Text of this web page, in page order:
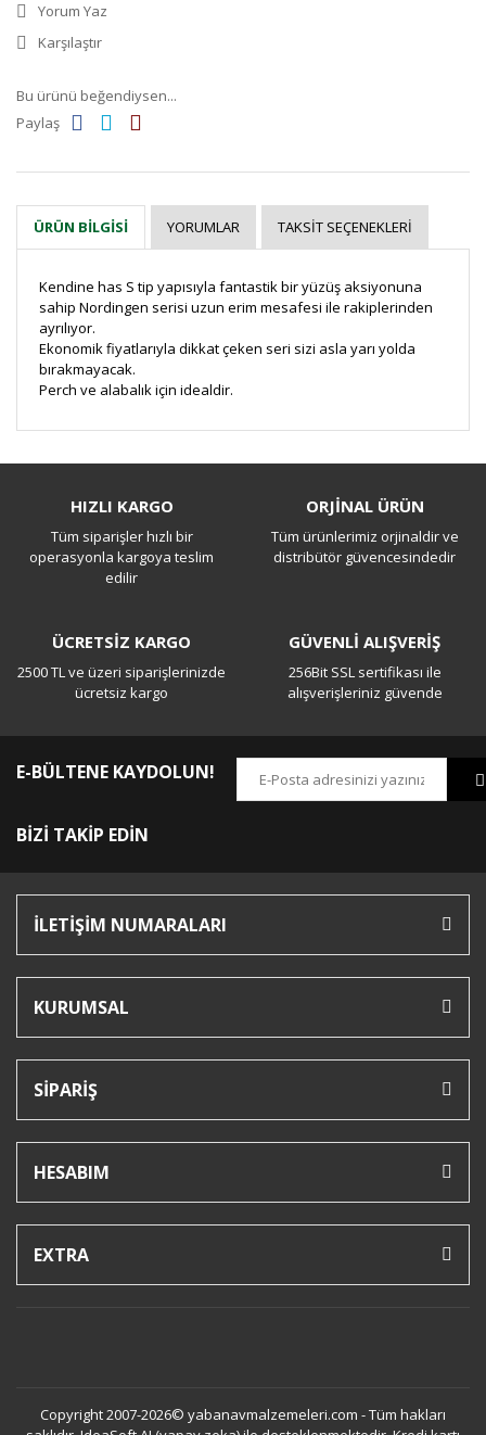
Yorum Yaz
Karşılaştır
Bu ürünü beğendiysen...
Paylaş
ÜRÜN BILGISI YORUMLAR TAKSIT SEÇENEKLERI
Kendine has S tip yapısıyla fantastik bir yüzüş aksiyonuna
sahip Nordingen serisi uzun erim mesafesi ile rakiplerinden
ayrılıyor.
Ekonomik fiyatlarıyla dikkat çeken seri sizi asla yarı yolda
bırakmayacak.
Perch ve alabalık için idealdir.
Yorum Yaz
HIZLI KARGO
Tüm siparişler hızlı bir
operasyonla kargoya teslim
edilir
ORJİNAL ÜRÜN
Tüm ürünlerimiz orjinaldir ve
distribütör güvencesindedir
ÜCRETSİZ KARGO
2500 TL ve üzeri siparişlerinizde
ücretsiz kargo
GÜVENLİ ALIŞVERİŞ
256Bit SSL sertifikası ile
alışverişleriniz güvende
E-BÜLTENE KAYDOLUN!
BİZİ TAKİP EDİN
İLETİŞİM NUMARALARI
KURUMSAL
SİPARİŞ
HESABIM
EXTRA
Copyright 2007-2026© yabanavmalzemeleri.com - Tüm hakları